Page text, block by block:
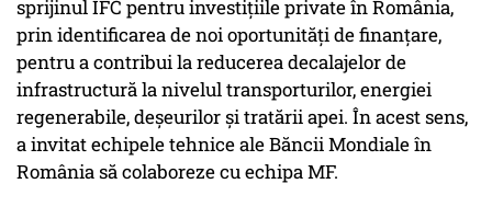
sprijinul IFC pentru investițiile private în România,
prin identificarea de noi oportunități de finanțare,
pentru a contribui la reducerea decalajelor de
infrastructură la nivelul transporturilor, energiei
regenerabile, deșeurilor și tratării apei. În acest sens,
a invitat echipele tehnice ale Băncii Mondiale în
România să colaboreze cu echipa MF.